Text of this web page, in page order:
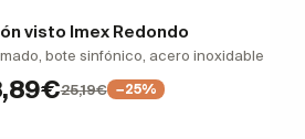
visto Imex Redondo
bote sinfónico, acero inoxidable
25,19€ −25%